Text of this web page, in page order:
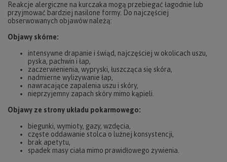
Reakcje alergiczne na kurczaka mogą przebiegać łagodnie lub
przyjmować bardziej nasilone formy. Do najczęściej
obserwowanych objawów należą:
Objawy skórne:
intensywne drapanie i świąd, najczęściej w okolicach uszu,
pyska, pachwin i łap,
zaczerwienienia, wypryski, łuszcząca się skóra,
nadmierne wylizywanie łap,
nawracające zapalenia uszu i skóry,
nieprzyjemny zapach skóry mimo kąpieli.
Objawy ze strony układu pokarmowego:
biegunki, wymioty, gazy, wzdęcia,
częste oddawanie stolca o luźnej konsystencji,
brak apetytu,
spadek masy ciała mimo prawidłowego żywienia.